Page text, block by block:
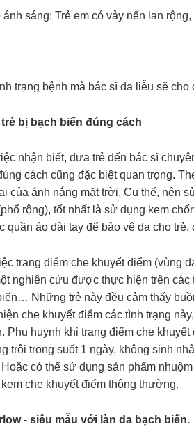
ánh sáng: Trẻ em có vảy nến lan
trạng bệnh mà bác sĩ da liễu sẽ
bị bạch biến đúng cách
nhận biết, đưa trẻ đến bác sĩ
cách cũng đặc biệt quan trọng.
của ánh nắng mặt trời. Cụ thể, nên
rộng), tốt nhất là sử dụng kem
quần áo dài tay để bảo vệ da cho
trang điểm che khuyết điểm (vùng
nghiên cứu được thực hiện trên
Những trẻ này đều cảm thấy
che khuyết điểm các tình trạng
Phụ huynh khi trang điểm che
trôi trong suốt 1 ngày, không sinh
có thể sử dụng sản phẩm
che khuyết điểm thông thường.
- siêu mẫu với làn da bạch biến.